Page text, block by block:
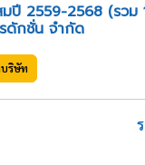
มปี 2559-2568 (รวม
ดักชั่น จำกัด
ริษัท